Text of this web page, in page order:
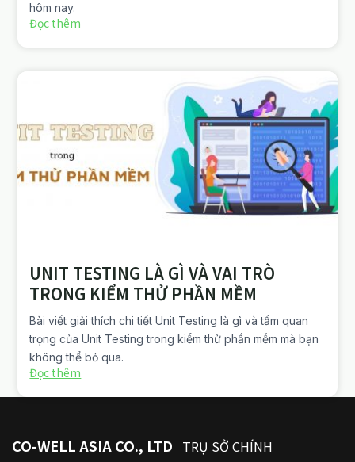
hôm nay.
Đọc thêm
UNIT TESTING LÀ GÌ VÀ VAI TRÒ
TRONG KIỂM THỬ PHẦN MỀM
Bài viết giải thích chi tiết Unit Testing là gì và tầm quan
trọng của Unit Testing trong kiểm thử phần mềm mà bạn
không thể bỏ qua.
Đọc thêm
CO-WELL ASIA CO., LTD TRỤ SỞ CHÍNH